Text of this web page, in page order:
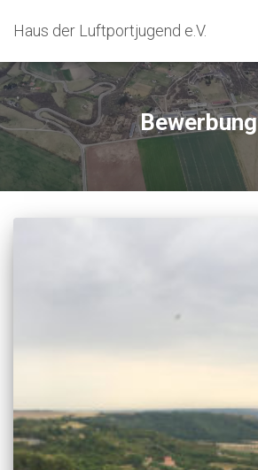
Haus der Luftportjugend e.V.
Bewerbung